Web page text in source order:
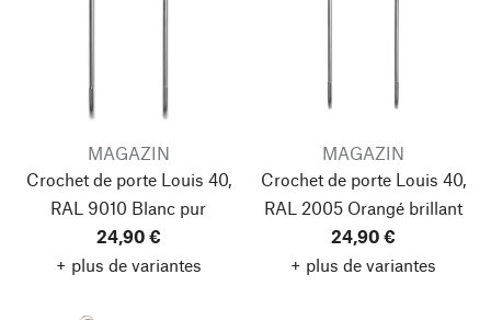
MAGAZIN
Crochet de porte Louis 40,
RAL 9010 Blanc pur
24,90 €
+ plus de variantes
MAGAZIN
Crochet de porte Louis 40,
RAL 2005 Orangé brillant
24,90 €
+ plus de variantes